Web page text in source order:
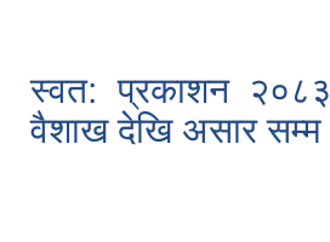
स्वत: प्रकाशन २०८३
वैशाख देखि असार सम्म